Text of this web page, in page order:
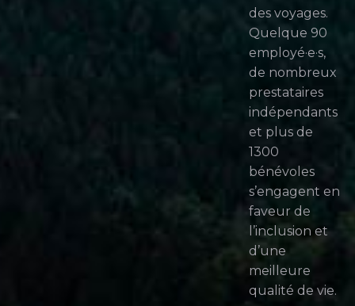
des voyages.
Quelque 90
employé·e·s,
de nombreux
prestataires
indépendants
et plus de
1300
bénévoles
s’engagent en
faveur de
l’inclusion et
d’une
meilleure
qualité de vie.